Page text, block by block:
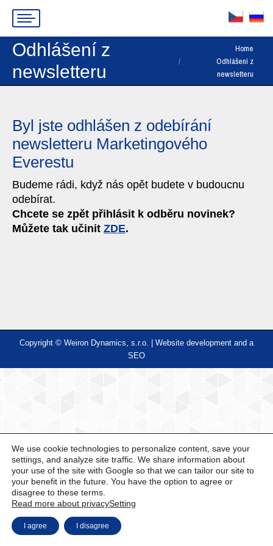
Odhlášení z
newsletteru
Home
Odhlášení z
newsletteru
Byl jste odhlášen z odebírání
newsletteru Marketingového
Everestu
Budeme rádi, když nás opět budete v budoucnu
odebírat.
Chcete se zpět přihlásit k odběru novinek?
Můžete tak učinit ZDE.
Copyright © Weiron Dynamics, s.r.o. | Website development and a
SEO
We use cookie technologies to personalize content, save your
settings, and analyze site traffic. We share information about
your use of the site with Google so that we can tailor our site to
your benefit in the future. You have the option to agree or
disagree to these terms.
Read more about privacySetting
I agree I disagree